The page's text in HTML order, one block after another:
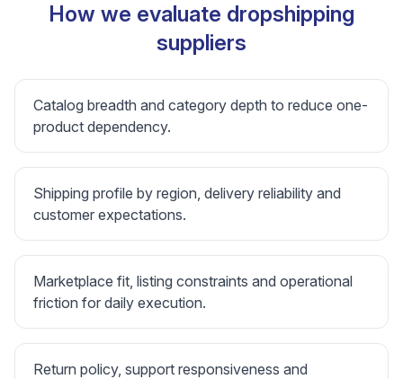
How we evaluate dropshipping
suppliers
Catalog breadth and category depth to reduce one-
product dependency.
Shipping profile by region, delivery reliability and
customer expectations.
Marketplace fit, listing constraints and operational
friction for daily execution.
Return policy, support responsiveness and